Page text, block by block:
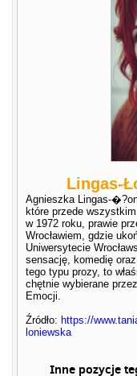
Lingas-
Agnieszka Lingas-
które przede
w 1972 roku, prawie
Wrocławiem, gdzie
Uniwersytecie
sensację, komedię
tego typu prozy, to
chętnie wybierane
Emocji.
Źródło:https://
loniewska
Inne pozycje